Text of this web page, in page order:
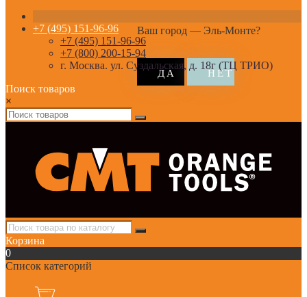
Ваш город — Эль-Монте?
+7 (495) 151-96-96
+7 (495) 151-96-96
+7 (800) 200-15-94
г. Москва. ул. Суздальская, д. 18г (ТЦ ТРИО)
Поиск товаров
×
Корзина
0
Список категорий